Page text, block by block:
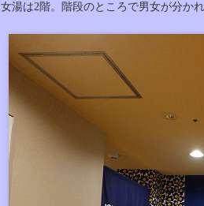
女湯は2階。階段のところで男女が分か